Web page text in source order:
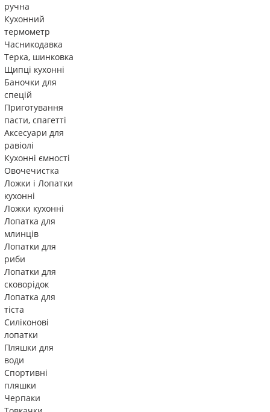
ручна
Кухонний
термометр
Часникодавка
Терка, шинковка
Щипці кухонні
Баночки для
спецій
Приготування
пасти, спагетті
Аксесуари для
равіолі
Кухонні ємності
Овочечистка
Ложки і Лопатки
кухонні
Ложки кухонні
Лопатка для
млинців
Лопатки для
риби
Лопатки для
сковорідок
Лопатка для
тіста
Силіконові
лопатки
Пляшки для
води
Спортивні
пляшки
Черпаки